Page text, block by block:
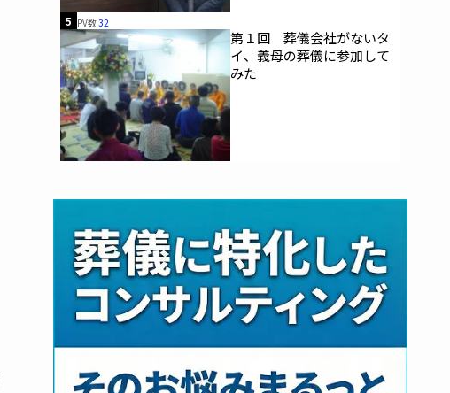
5 PV数32
第１回 葬儀会社がないタ
イ、義母の葬儀に参加して
みた